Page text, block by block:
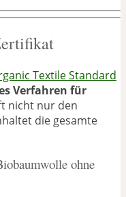
Textile Standard
Verfahren für
nicht nur den
die gesamte
ohne